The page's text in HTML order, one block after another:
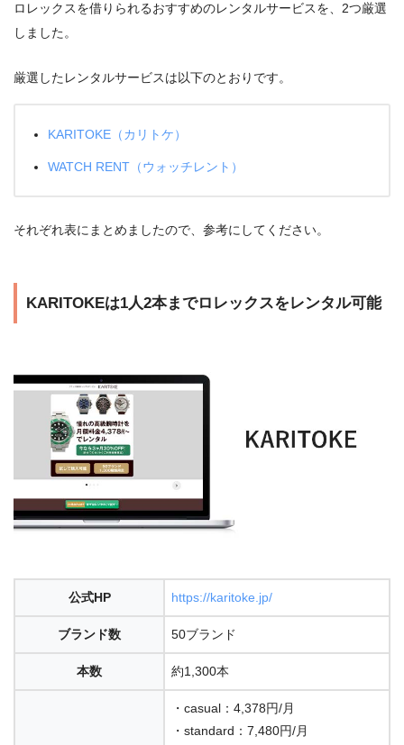
ロレックスを借りられるおすすめのレンタルサービスを、2つ厳選
しました。
厳選したレンタルサービスは以下のとおりです。
KARITOKE（カリトケ）
WATCH RENT（ウォッチレント）
それぞれ表にまとめましたので、参考にしてください。
KARITOKEは1人2本までロレックスをレンタル可能
公式HP https://karitoke.jp/
ブランド数 50ブランド
本数 約1,300本
・casual：4,378円/月
・standard：7,480円/月